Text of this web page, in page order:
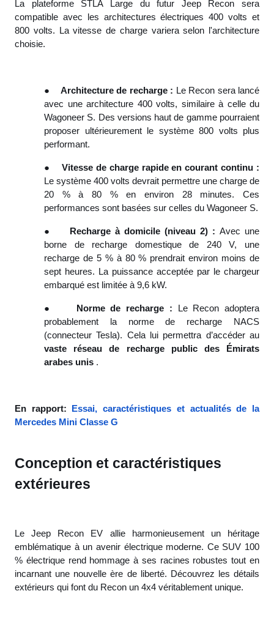
La plateforme STLA Large du futur Jeep Recon sera
compatible avec les architectures électriques 400 volts et
800 volts. La vitesse de charge variera selon l'architecture
choisie.
● Architecture de recharge : Le Recon sera lancé
avec une architecture 400 volts, similaire à celle du
Wagoneer S. Des versions haut de gamme pourraient
proposer ultérieurement le système 800 volts plus
performant.
●
Vitesse de charge rapide en courant continu :
Le système 400 volts devrait permettre une charge de
20 % à 80 % en environ 28 minutes. Ces
performances sont basées sur celles du Wagoneer S.
● Recharge à domicile (niveau 2) : Avec une
borne de recharge domestique de 240 V, une
recharge de 5 % à 80 % prendrait environ moins de
sept heures. La puissance acceptée par le chargeur
embarqué est limitée à 9,6 kW.
● Norme de recharge :
Le Recon adoptera
probablement la norme de recharge NACS
(connecteur Tesla). Cela lui permettra d’accéder au
vaste réseau de recharge public des Émirats
arabes unis .
En rapport:
Essai, caractéristiques et actualités de la
Mercedes Mini Classe G
Conception et caractéristiques
extérieures
Le Jeep Recon EV allie harmonieusement un héritage
emblématique à un avenir électrique moderne. Ce SUV 100
% électrique rend hommage à ses racines robustes tout en
incarnant une nouvelle ère de liberté. Découvrez les détails
extérieurs qui font du Recon un 4x4 véritablement unique.